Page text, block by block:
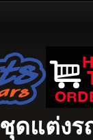
ดแต่งร